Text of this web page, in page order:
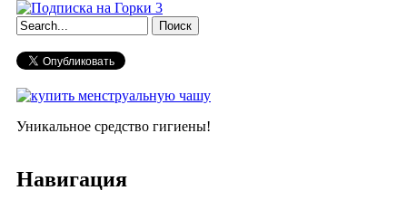
Форма поиска
Уникальное средство гигиены!
Навигация